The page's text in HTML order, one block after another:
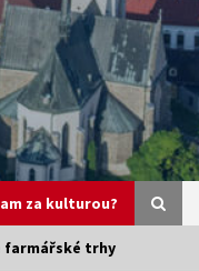
za kulturou?
farmářské trhy